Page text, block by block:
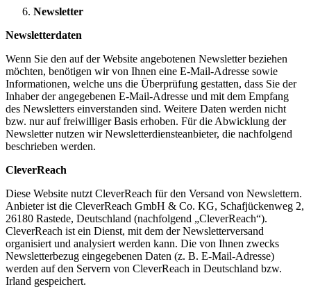
Newsletter
Newsletterdaten
Wenn Sie den auf der Website angebotenen Newsletter beziehen
möchten, benötigen wir von Ihnen eine E-Mail-Adresse sowie
Informationen, welche uns die Überprüfung gestatten, dass Sie der
Inhaber der angegebenen E-Mail-Adresse und mit dem Empfang
des Newsletters einverstanden sind. Weitere Daten werden nicht
bzw. nur auf freiwilliger Basis erhoben. Für die Abwicklung der
Newsletter nutzen wir Newsletterdiensteanbieter, die nachfolgend
beschrieben werden.
CleverReach
Diese Website nutzt CleverReach für den Versand von Newslettern.
Anbieter ist die CleverReach GmbH & Co. KG, Schafjückenweg 2,
26180 Rastede, Deutschland (nachfolgend „CleverReach“).
CleverReach ist ein Dienst, mit dem der Newsletterversand
organisiert und analysiert werden kann. Die von Ihnen zwecks
Newsletterbezug eingegebenen Daten (z. B. E-Mail-Adresse)
werden auf den Servern von CleverReach in Deutschland bzw.
Irland gespeichert.